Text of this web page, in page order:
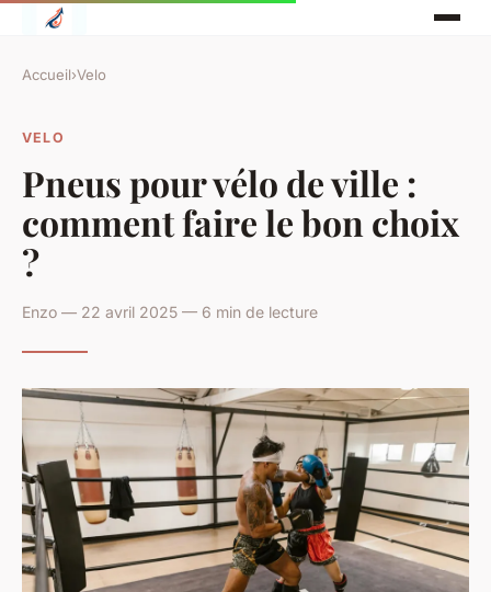
Accueil›Velo
VELO
Pneus pour vélo de ville :
comment faire le bon choix
?
Enzo — 22 avril 2025 — 6 min de lecture